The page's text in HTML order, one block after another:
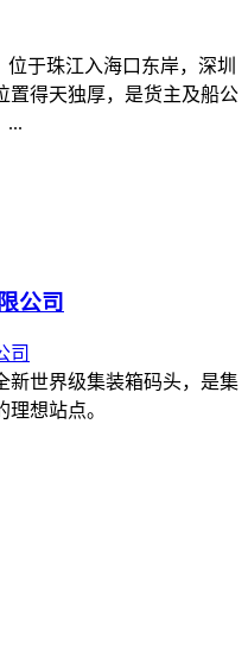
于珠江入海口东岸，深圳
置得天独厚，是货主及船公
...
公司
新世界级集装箱码头，是集
想站点。